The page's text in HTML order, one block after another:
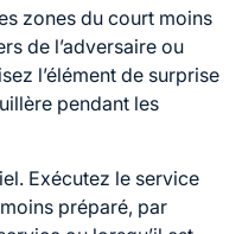
zones du court moins
de l’adversaire ou
l’élément de surprise
pendant les
Exécutez le service
préparé, par